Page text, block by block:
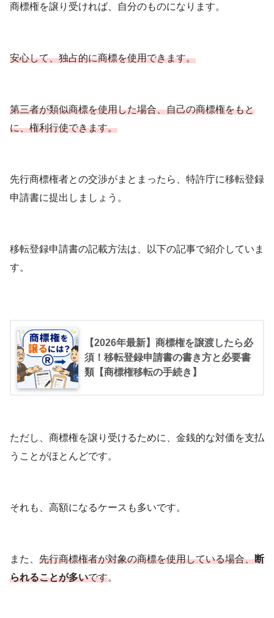
商標権を譲り受ければ、自分のものになります。
安心して、独占的に商標を使用できます。
第三者が類似商標を使用した場合、自己の商標権をもと
に、権利行使できます。
先行商標権者との交渉がまとまったら、特許庁に移転登録
申請書に提出しましょう。
移転登録申請書の記載方法は、以下の記事で紹介していま
す。
【2026年最新】商標権を譲渡したら必
須！移転登録申請書の書き方と必要書
類【商標権移転の手続き】
ただし、商標権を譲り受けるために、金銭的な対価を支払
うことがほとんどです。
それも、高額になるケースも多いです。
また、 先行商標権者が対象の商標を使用している場合、断
られることが多いです。